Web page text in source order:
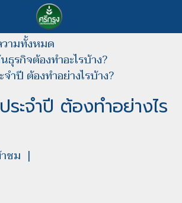
ามทั้งหมด
ธุรกิจต้องทำอะไรบ้าง?
ำปี ต้องทำอย่างไรบ้าง?
ะจำปี ต้องทำอย่างไร
ชม |